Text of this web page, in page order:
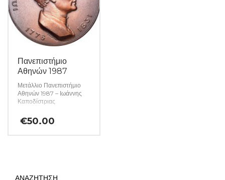
Πανεπιστήμιο
Αθηνών 1987
Μετάλλιο Πανεπιστήμιο
Αθηνών 1987 – Ιωάννης
Καποδίστριας
€50.00
ΑΝΑΖΗΤΗΣΗ